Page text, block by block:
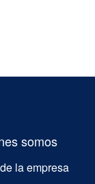
somos
la empresa